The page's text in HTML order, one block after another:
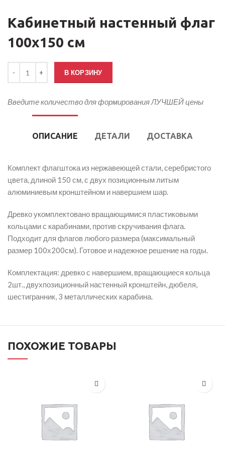
Кабинетный настенный флаг
100х150 см
В КОРЗИНУ
Введите количество для формирования ЛУЧШЕЙ цены
ОПИСАНИЕ ДЕТАЛИ ДОСТАВКА
Комплект флагштока из нержавеющей стали, серебристого
цвета, длиной 150 см, с двух позиционным литым
алюминиевым кронштейном и навершием шар.
Древко укомплектовано вращающимися пластиковыми
кольцами с карабинами, против скручивания флага.
Подходит для флагов любого размера (максимальный
размер 100х200см). Готовое и надежное решение на годы.
Комплектация: древко с навершием, вращающиеся кольца
2шт., двухпозиционный настенный кронштейн, дюбеля,
шестигранник, 3 металлических карабина.
ПОХОЖИЕ ТОВАРЫ